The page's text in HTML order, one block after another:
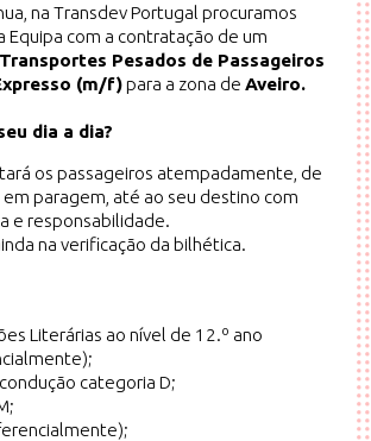
na Transdev Portugal procuramos
Equipa com a contratação de um
Pesados de Passageiros
(m/f)para a zona de Aveiro.
dia a dia?
os passageiros atempadamente, de
paragem, até ao seu destino com
e responsabilidade.
na verificação da bilhética.
Literárias ao nível de 12.º ano
categoria D;